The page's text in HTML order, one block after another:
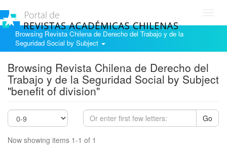
Browsing Revista Chilena de Derecho del Trabajo y de la
Seguridad Social by Subject
Browsing Revista Chilena de Derecho del
Trabajo y de la Seguridad Social by Subject
"benefit of division"
Go
Now showing items 1-1 of 1